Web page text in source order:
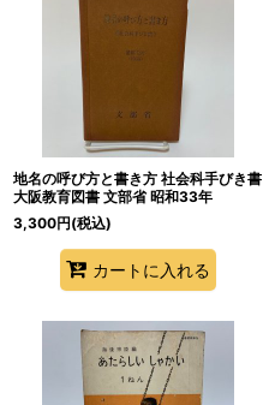
:
地名の呼び方と書き方 社会科手びき書
大阪教育図書 文部省 昭和33年
3,300円(税込)
カートに入れる